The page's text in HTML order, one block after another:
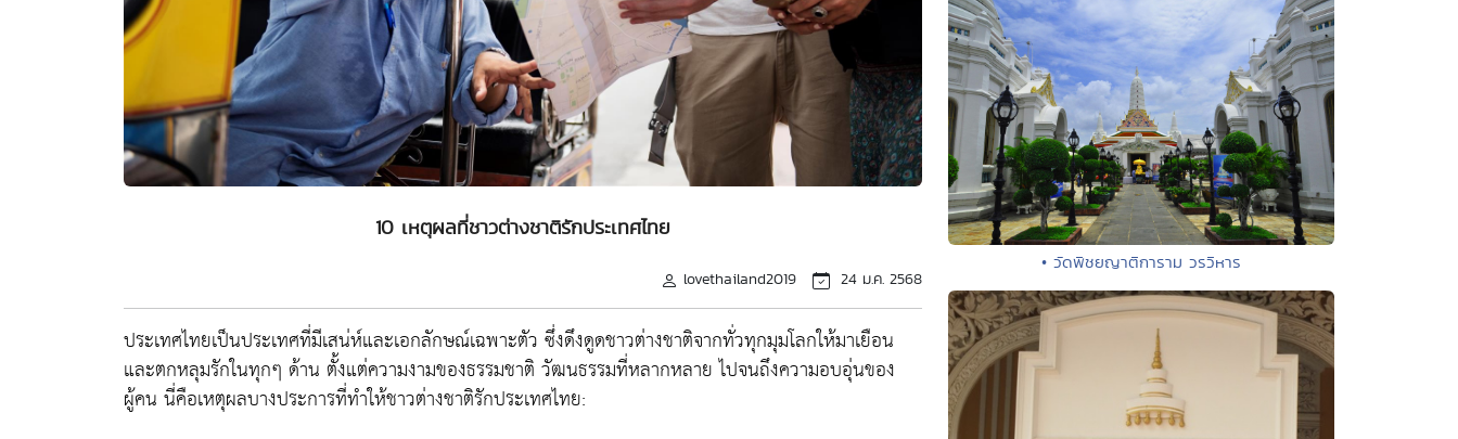
10 เหตุผลที่ชาวต่างชาติรักประเทศไทย
lovethailand2019 24 ม.ค. 2568
ประเทศไทยเป็นประเทศที่มีเสน่ห์และเอกลักษณ์เฉพาะตัว ซึ่งดึงดูดชาวต่างชาติจากทั่วทุกมุมโลกให้มาเยือน
และตกหลุมรักในทุกๆ ด้าน ตั้งแต่ความงามของธรรมชาติ วัฒนธรรมที่หลากหลาย ไปจนถึงความอบอุ่นของ
ผู้คน นี่คือเหตุผลบางประการที่ทำให้ชาวต่างชาติรักประเทศไทย:
• วัดพิชยญาติการาม วรวิหาร